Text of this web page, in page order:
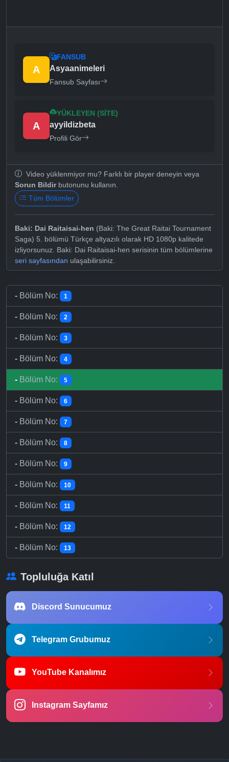
A
FANSUB
Asyaanimeleri
Fansub Sayfası
A
YÜKLEYEN (SITE)
ayyildizbeta
Profili Gör
Video yüklenmiyor mu? Farklı bir player deneyin veya
Sorun Bildirbutonunu kullanın.
Tüm Bölümler
Baki: Dai Raitaisai-hen (Baki: The Great Raitai Tournament
Saga) 5. bölümü Türkçe altyazılı olarak HD 1080p kalitede
izliyorsunuz. Baki: Dai Raitaisai-hen serisinin tüm bölümlerine
seri sayfasından ulaşabilirsiniz.
- Bölüm No: 1
- Bölüm No: 2
- Bölüm No: 3
- Bölüm No: 4
- Bölüm No: 5
- Bölüm No: 6
- Bölüm No: 7
- Bölüm No: 8
- Bölüm No: 9
- Bölüm No: 10
- Bölüm No: 11
- Bölüm No: 12
- Bölüm No: 13
Topluluğa Katıl
Discord Sunucumuz
Telegram Grubumuz
YouTube Kanalımız
Instagram Sayfamız